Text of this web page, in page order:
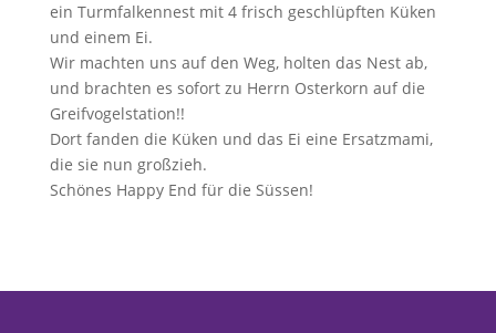
ein Turmfalkennest mit 4 frisch geschlüpften Küken
und einem Ei.
Wir machten uns auf den Weg, holten das Nest ab,
und brachten es sofort zu Herrn Osterkorn auf die
Greifvogelstation!!
Dort fanden die Küken und das Ei eine Ersatzmami,
die sie nun großzieh.
Schönes Happy End für die Süssen!